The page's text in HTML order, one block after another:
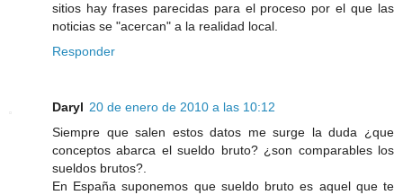
sitios hay frases parecidas para el proceso por el que las
noticias se "acercan" a la realidad local.
Responder
Daryl 20 de enero de 2010 a las 10:12
Siempre que salen estos datos me surge la duda ¿que
conceptos abarca el sueldo bruto? ¿son comparables los
sueldos brutos?.
En España suponemos que sueldo bruto es aquel que te